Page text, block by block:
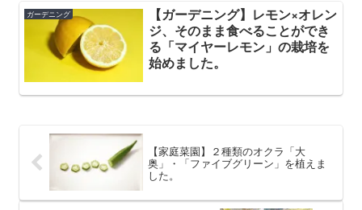
ガーデニング
【ガーデニング】レモン×オレン
ジ、そのまま食べることができ
る「マイヤーレモン」の栽培を
始めました。
【家庭菜園】２種類のオクラ「大
奥」・「ファイブグリーン」を植えま
した。